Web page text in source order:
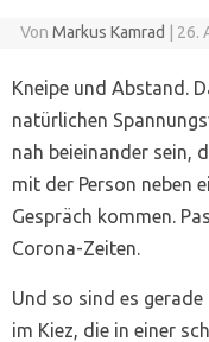
Von Markus Kamrad 26.
Kneipe und Abstand.
natürlichen
nah beieinander sein,
mit der Person neben
Gespräch kommen.
Corona-Zeiten.
Und so sind es
im Kiez, die in einer